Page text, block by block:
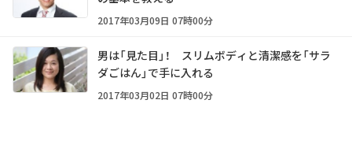
2017年03月09日 07時00分
男は「見た目」！ スリムボディと清潔感を「サラ
ダごはん」で手に入れる
2017年03月02日 07時00分